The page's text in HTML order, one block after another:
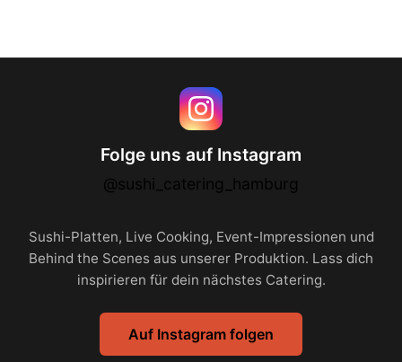
Folge uns auf Instagram
@sushi_catering_hamburg
Sushi-Platten, Live Cooking, Event-Impressionen und
Behind the Scenes aus unserer Produktion. Lass dich
inspirieren für dein nächstes Catering.
Auf Instagram folgen